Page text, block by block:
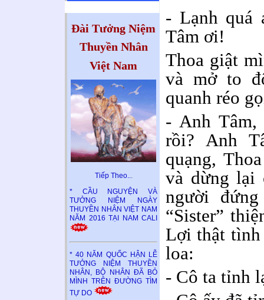
Đài Tưởng Niệm
Thuyền Nhân
Việt Nam
Tiếp Theo...
* CẦU NGUYỆN VÀ
TƯỞNG NIỆM NGÀY
THUYỀN NHÂN VIỆT NAM
NĂM 2016 TẠI NAM CALI
* 40 NĂM QUỐC HẬN LỄ
TƯỞNG NIỆM THUYỀN
NHÂN, BỘ NHÂN ĐÃ BỎ
MÌNH TRÊN ĐƯỜNG TÌM
TỰ DO
- Lạnh quá
Tâm ơi!
Thoa giật
và mở to
quanh réo
- Anh
rồi? Anh
quạng,
và dừng lại
người
“Sister”
Lợi thật
loa:
- Cô ta tỉnh